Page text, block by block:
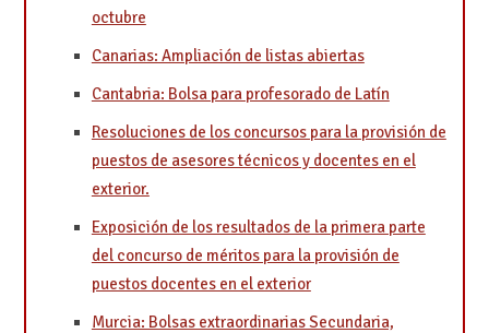
octubre
Canarias: Ampliación de listas abiertas
Cantabria: Bolsa para profesorado de Latín
Resoluciones de los concursos para la provisión de
puestos de asesores técnicos y docentes en el
exterior.
Exposición de los resultados de la primera parte
del concurso de méritos para la provisión de
puestos docentes en el exterior
Murcia: Bolsas extraordinarias Secundaria,